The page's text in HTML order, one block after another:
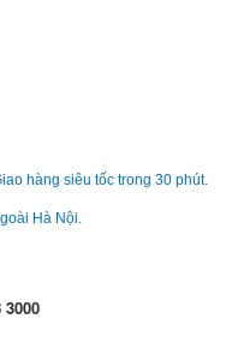
hàng siêu tốc trong 30 phút.
Hà Nội.
3000